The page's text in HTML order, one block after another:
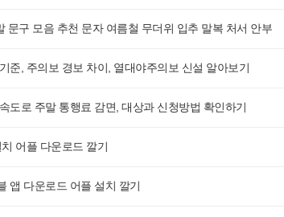
문구 모음 추천 문자 여름철 무더위 입추 말복 처서 안부
준, 주의보 경보 차이, 열대야주의보 신설 알아보기
도로 주말 통행료 감면, 대상과 신청방법 확인하기
어플 다운로드 깔기
앱 다운로드 어플 설치 깔기